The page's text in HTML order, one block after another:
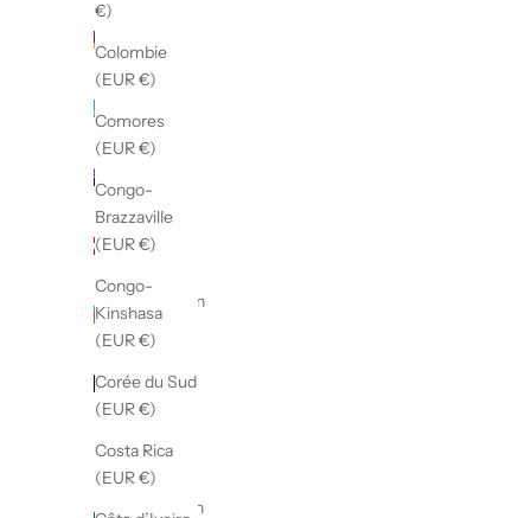
€)
Colombie
(EUR €)
Comores
(EUR €)
Congo-
Brazzaville
(EUR €)
Congo-
Kinshasa
(EUR €)
Corée du Sud
(EUR €)
Costa Rica
(EUR €)
(EUR €)
Aruba
(EUR €)
Australie
(EUR €)
Autriche
(EUR €)
Azerbaïdjan
(EUR €)
Bahamas
(EUR €)
(EUR €)
Bangladesh